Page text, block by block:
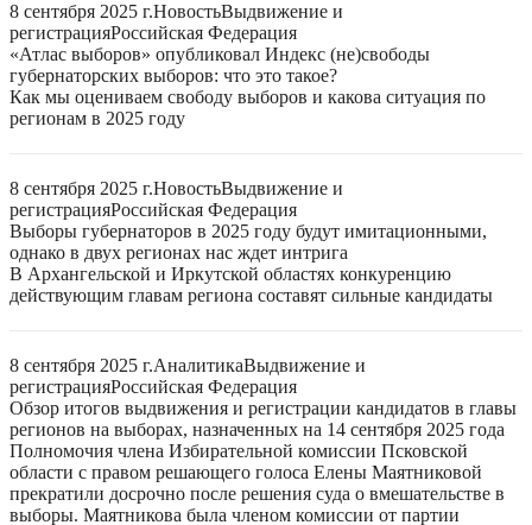
8 сентября 2025 г.НовостьВыдвижение и
регистрацияРоссийская Федерация
«Атлас выборов» опубликовал Индекс (не)свободы
губернаторских выборов: что это такое?
Как мы оцениваем свободу выборов и какова ситуация по
регионам в 2025 году
8 сентября 2025 г.НовостьВыдвижение и
регистрацияРоссийская Федерация
Выборы губернаторов в 2025 году будут имитационными,
однако в двух регионах нас ждет интрига
В Архангельской и Иркутской областях конкуренцию
действующим главам региона составят сильные кандидаты
8 сентября 2025 г.АналитикаВыдвижение и
регистрацияРоссийская Федерация
Обзор итогов выдвижения и регистрации кандидатов в главы
регионов на выборах, назначенных на 14 сентября 2025 года
Полномочия члена Избирательной комиссии Псковской
области с правом решающего голоса Елены Маятниковой
прекратили досрочно после решения суда о вмешательстве в
выборы. Маятникова была членом комиссии от партии